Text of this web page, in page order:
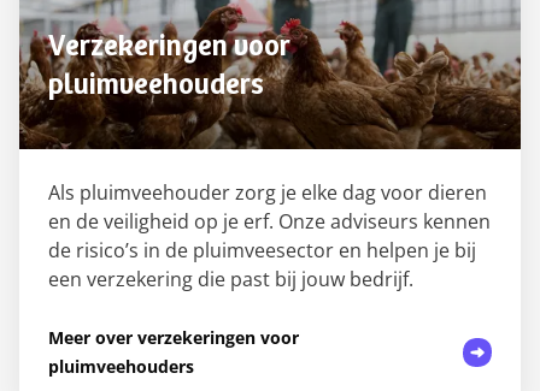
Verzekeringen voor
pluimveehouders
Als pluimveehouder zorg je elke dag voor dieren
en de veiligheid op je erf. Onze adviseurs kennen
de risico’s in de pluimveesector en helpen je bij
een verzekering die past bij jouw bedrijf.
Meer over verzekeringen voor
pluimveehouders